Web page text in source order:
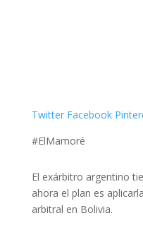
Twitter Facebook
#ElMamoré
El exárbitro argentino
ahora el plan es
arbitral en Bolivia.